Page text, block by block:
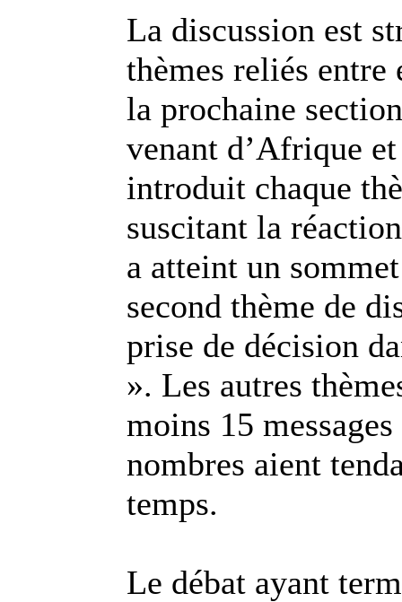
La discussion est
thèmes reliés entre
la prochaine
venant d’Afrique
introduit chaque
suscitant la
a atteint un
second thème de
prise de décision
». Les autres
moins 15
nombres aient
temps.
Le débat ayant